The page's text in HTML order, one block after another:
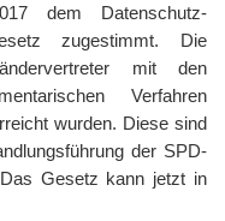
dem Datenschutz-
zugestimmt. Die
mit den
Verfahren
wurden. Diese sind
der SPD-
Gesetz kann jetzt in